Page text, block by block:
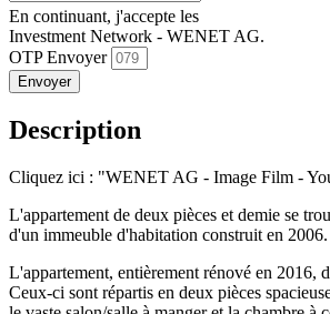
En continuant, j'accepte les
Investment Network - WENET AG.
OTP Envoyer
Envoyer
Description
Cliquez ici : "WENET AG - Image Film -
L'appartement de deux pièces et demie se
d'un immeuble d'habitation construit en 2006.
L'appartement, entièrement rénové en 2016,
Ceux-ci sont répartis en deux pièces